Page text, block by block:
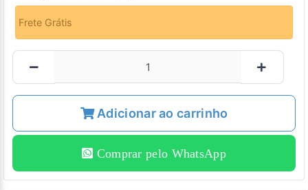
Frete Grátis
Adicionar ao carrinho
Comprar pelo WhatsApp